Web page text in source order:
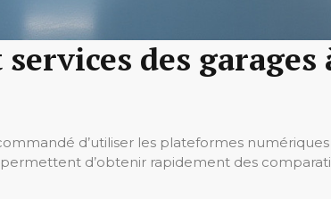
des
d’utiliser les plateformes
permettent d’obtenir rapidement des